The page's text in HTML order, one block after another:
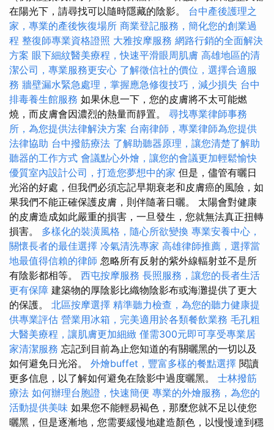
在陽光下，請尋找可以隨時隱藏的陰影。 台中產後護理之
家，專業的產後恢復場所 商業登記服務，簡化您的創業過
程 整復師專業資格證照 大雅按摩服務 網路行銷的全面解決
方案 眼下細紋醫美療程，快速平滑眼周肌膚 高雄地區的清
潔公司，專業服務更安心 了解徵信社的價位，選擇合適服
務 牆壁漏水緊急處理，掌握應急修復技巧，減少損失 台中
排毒養生館服務 如果休息一下，您的皮膚將不太可能燃
燒，而皮膚會因濃烈的熱量而靜置。 尋找專業律師事務
所，為您提供法律解決方案 台南律師，專業律師為您提供
法律協助 台中撥筋療法 了解助聽器原理，讓您清楚了解助
聽器的工作方式 會議點心外燴，讓您的會議更加輕鬆愉快
優質室內設計公司，打造您夢想中的家 但是，儘管有曬日
光浴的好處，但我們必須忘記早期衰老和皮膚癌的風險，如
果我們不能正確保護皮膚，則伴隨著日曬。 太陽會對健康
的皮膚造成如此嚴重的損害，一旦發生，您就無法真正扭轉
損害。 多樣化的裝潢風格，隨心所欲變換 專業安養中心，
關懷長者的最佳選擇 冷氣清洗專家 高雄律師推薦，選擇當
地最值得信賴的律師 忽略所有反射的紫外線輻射並不是所
有陰影都相等。 西屯按摩服務 長照服務，讓您的長者生活
更有保障 建築物的厚陰影比織物陰影布或海灘提供了更大
的保護。 北區按摩選擇 精準聽力檢查，為您的聽力健康提
供專業評估 營業用冰箱，完美適用於各類餐飲業務 毛孔粗
大醫美療程，讓肌膚更加細緻 僅需300元即可享受專業居
家清潔服務 忘記到目前為止您知道的有關曬黑的一切以及
如何避免日光浴。 外燴buffet，豐富多樣的餐點選擇 閱讀
更多信息，以了解如何避免在陰影中過度曬黑。 士林撥筋
療法 如何辦理台胞證，快速簡便 專業的外燴服務，為您的
活動提供美味 如果您不能輕易褐色，那麼您就不足以使您
曬黑，但是逐漸地，您需要緩慢地建造顏色，以慢慢達到穩